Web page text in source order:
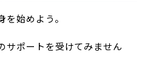
始めよう。
サポートを受けてみません